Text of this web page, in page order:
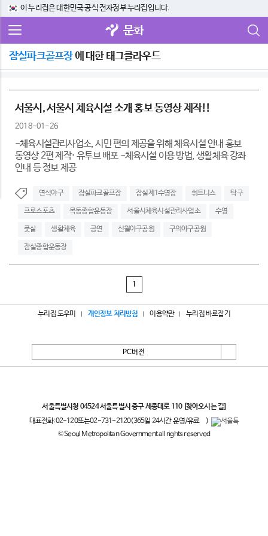
이 누리집은 대한민국 공식 전자정부 누리집입니다.
문화
잠실파크골프장에 대한 태그클라우드
서울시, 서울시 체육시설 소개 홍보 동영상 제작!!
2018-01-26
-체육시설관리사업소, 시민 편의 제공을 위해 체육시설 안내 홍보
동영상 2편 제작· 유투브 배포 -체육시설 이용 방법, 생활체육 강좌
안내 등 정보 제공
연식야구 잠실파크골프장 잠실제1수영장 휘트니스 탁구
프로스포츠 목동종합운동장 서울시체육시설관리사업소 수영
풋살 생활체육 공연 신월야구공원 구의야구공원
잠실종합운동장
1
누리집 도우미 개인정보 처리방침 이용약관 누리집 바로잡기
PC버전
서울특별시청 04524 서울특별시 중구 세종대로 110 [찾아오시는 길]
대표전화:02-120또는02-731-2120(365일 24시간 운영/유료
)
© Seoul Metropolitan Government all rights reserved